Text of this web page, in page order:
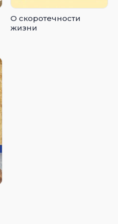
О скоротечности
жизни